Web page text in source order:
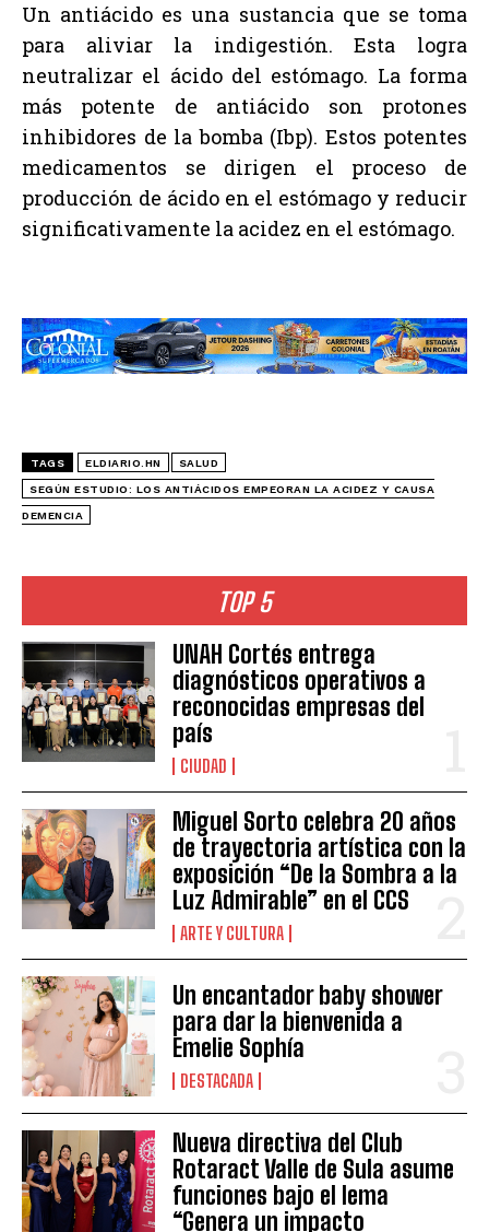
TOP 5
UNAH Cortés entrega
diagnósticos operativos a
reconocidas empresas del
país
CIUDAD
Miguel Sorto celebra 20 años
de trayectoria artística con la
exposición “De la Sombra a la
Luz Admirable” en el CCS
ARTE Y CULTURA
Un encantador baby shower
para dar la bienvenida a
Emelie Sophía
DESTACADA
Nueva directiva del Club
Rotaract Valle de Sula asume
funciones bajo el lema
“Genera un impacto
Un antiácido es una sustancia que se toma
para aliviar la indigestión. Esta logra
neutralizar el ácido del estómago. La forma
más potente de antiácido son protones
inhibidores de la bomba (Ibp). Estos potentes
medicamentos se dirigen el proceso de
producción de ácido en el estómago y reducir
significativamente la acidez en el estómago.
TAGS ELDIARIO.HN SALUD
SEGÚN ESTUDIO: LOS ANTIÁCIDOS EMPEORAN LA ACIDEZ Y CAUSA
DEMENCIA